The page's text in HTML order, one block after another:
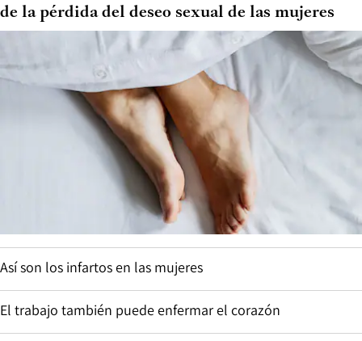
de la pérdida del deseo sexual de las mujeres
Así son los infartos en las mujeres
El trabajo también puede enfermar el corazón